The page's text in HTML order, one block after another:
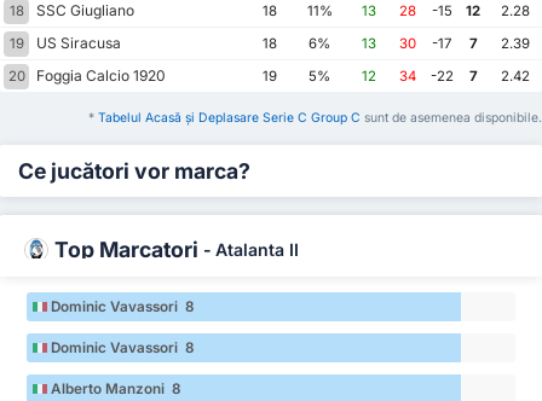
18
SSC Giugliano 18 11% 13 28 -15 12
2.28
19
US Siracusa 18 6% 13 30 -17 7
2.39
20
Foggia Calcio 1920 19 5% 12 34 -22 7 2.42
* Tabelul Acasă și Deplasare Serie C Group C sunt de asemenea disponibile.
Ce jucători vor marca?
Top Marcatori - Atalanta II
Dominic Vavassori 8
Dominic Vavassori 8
Alberto Manzoni 8